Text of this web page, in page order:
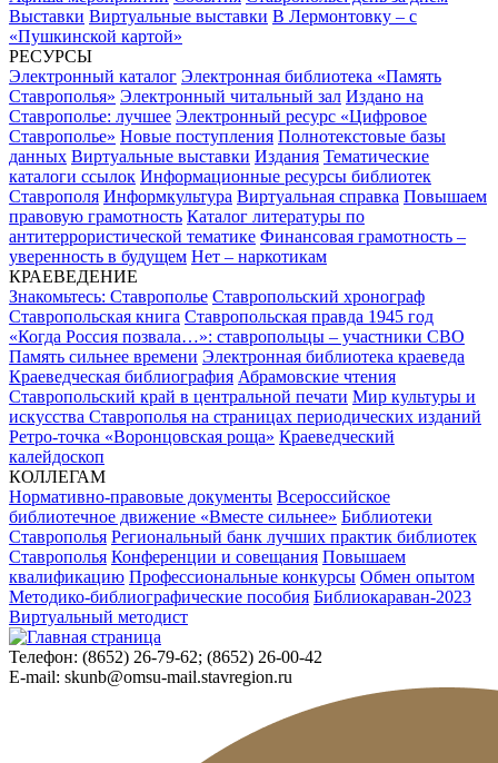
Выставки Виртуальные выставки В Лермонтовку – с
«Пушкинской картой»
РЕСУРСЫ
Электронный каталог Электронная библиотека «Память
Ставрополья» Электронный читальный зал Издано на
Ставрополье: лучшее Электронный ресурс «Цифровое
Ставрополье» Новые поступления Полнотекстовые базы
данных Виртуальные выставки Издания Тематические
каталоги ссылок Информационные ресурсы библиотек
Ставрополя Информкультура Виртуальная справка Повышаем
правовую грамотность Каталог литературы по
антитеррористической тематике Финансовая грамотность –
уверенность в будущем Нет – наркотикам
КРАЕВЕДЕНИЕ
Знакомьтесь: Ставрополье Ставропольский хронограф
Ставропольская книга Ставропольская правда 1945 год
«Когда Россия позвала…»: ставропольцы – участники СВО
Память сильнее времени Электронная библиотека краеведа
Краеведческая библиография Абрамовские чтения
Ставропольский край в центральной печати Мир культуры и
искусства Ставрополья на страницах периодических изданий
Ретро-точка «Воронцовская роща» Краеведческий
калейдоскоп
КОЛЛЕГАМ
Нормативно-правовые документы Всероссийское
библиотечное движение «Вместе сильнее» Библиотеки
Ставрополья Региональный банк лучших практик библиотек
Ставрополья Конференции и совещания Повышаем
квалификацию Профессиональные конкурсы Обмен опытом
Методико-библиографические пособия Библиокараван-2023
Виртуальный методист
Телефон: (8652) 26-79-62; (8652) 26-00-42
E-mail: skunb@omsu-mail.stavregion.ru